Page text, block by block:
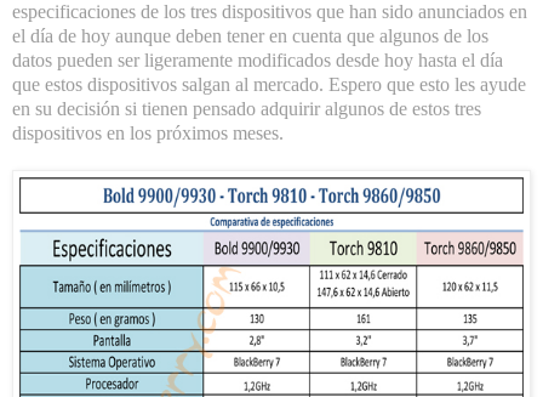
especificaciones de los tres dispositivos que han sido anunciados en
el día de hoy aunque deben tener en cuenta que algunos de los
datos pueden ser ligeramente modificados desde hoy hasta el día
que estos dispositivos salgan al mercado. Espero que esto les ayude
en su decisión si tienen pensado adquirir algunos de estos tres
dispositivos en los próximos meses.